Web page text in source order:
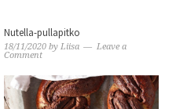
Nutella-pullapitko
18/11/2020 byLiisa
Leave a
Comment